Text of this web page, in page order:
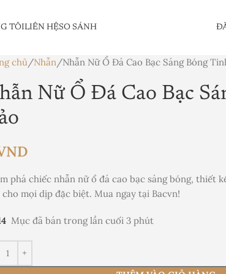
TÔILIÊN HỆSO SÁNH
chủ Nhẫn Nhẫn Nữ Ổ Đá Cao Bạc Sáng Bóng
Nữ Ổ Đá Cao Bạc
phá chiếc nhẫn nữ ổ đá cao bạc sáng bóng, thiết
mọi dịp đặc biệt. Mua ngay tại Bacvn!
Mục đã bán trong lần cuối 3 phút